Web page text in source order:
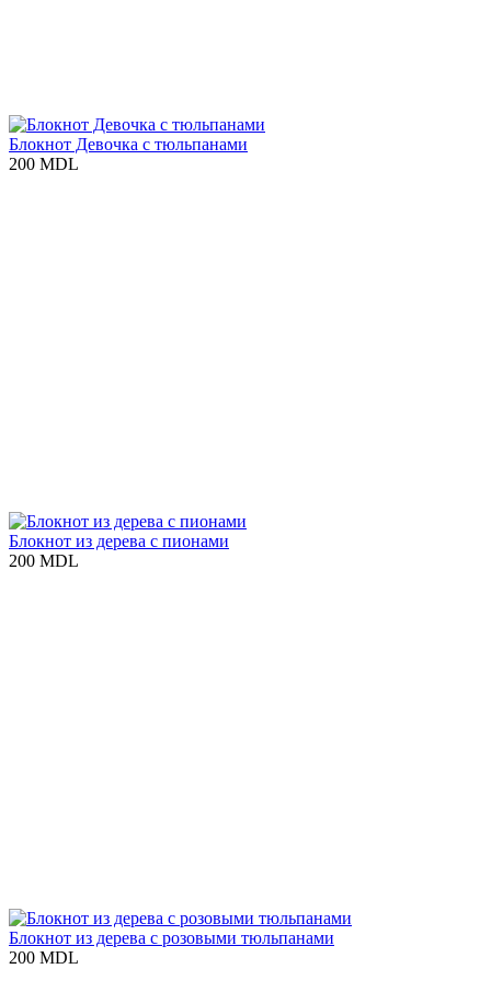
Блокнот Девочка с тюльпанами
200 MDL
Блокнот из дерева с пионами
200 MDL
Блокнот из дерева с розовыми тюльпанами
200 MDL